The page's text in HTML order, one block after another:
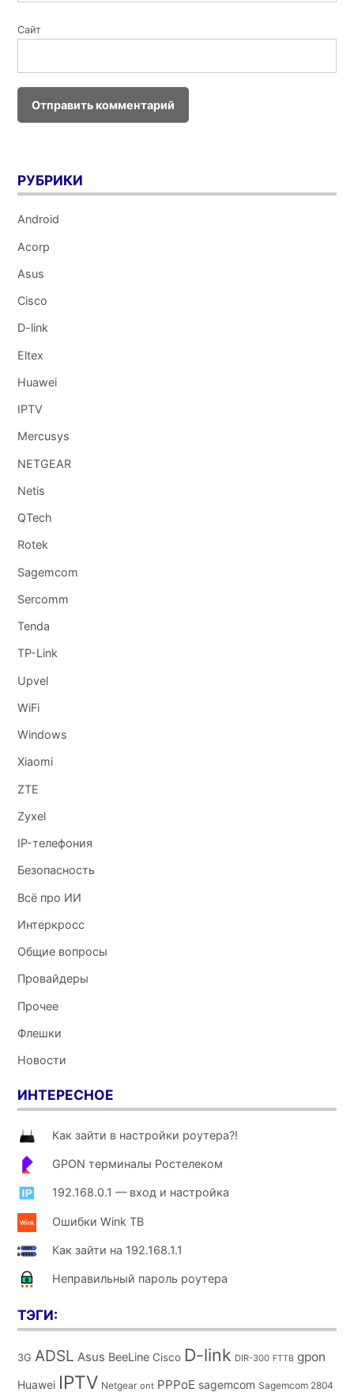
Сайт
РУБРИКИ
Android
Acorp
Asus
Cisco
D-link
Eltex
Huawei
IPTV
Mercusys
NETGEAR
Netis
QTech
Rotek
Sagemcom
Sercomm
Tenda
TP-Link
Upvel
WiFi
Windows
Xiaomi
ZTE
Zyxel
IP-телефония
Безопасность
Всё про ИИ
Интеркросс
Общие вопросы
Провайдеры
Прочее
Флешки
Новости
ИНТЕРЕСНОЕ
Как зайти в настройки роутера?!
GPON терминалы Ростелеком
192.168.0.1 — вход и настройка
Ошибки Wink ТВ
Как зайти на 192.168.1.1
Неправильный пароль роутера
ТЭГИ:
3G ADSL Asus BeeLine Cisco D-link DIR-300 FTTB gpon
Huawei IPTV Netgear ont PPPoE sagemcom Sagemcom 2804